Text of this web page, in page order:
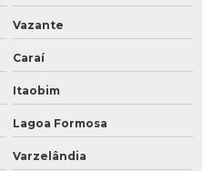
Vazante
Caraí
Itaobim
Lagoa Formosa
Varzelândia